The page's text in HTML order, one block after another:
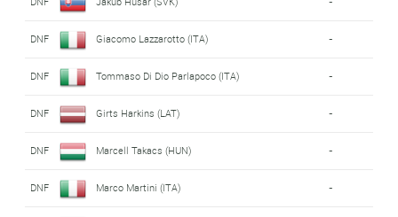
DNF Giacomo Lazzarotto (ITA) -
DNF Tommaso Di Dio Parlapoco (ITA) -
DNF Girts Harkins (LAT) -
DNF Marcell Takacs (HUN) -
DNF Marco Martini (ITA) -